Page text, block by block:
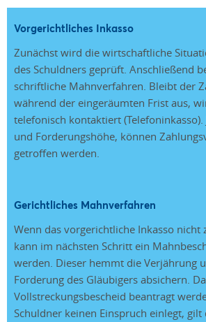
Vorgerichtliches Inkasso
Zunächst wird die wirtschaftliche
des Schuldners geprüft. Anschließend
schriftliche Mahnverfahren. Bleibt der
während der eingeräumten Frist aus,
telefonisch kontaktiert (Telefoninkasso).
und Forderungshöhe, können
getroffen werden.
Gerichtliches Mahnverfahren
Wenn das vorgerichtliche Inkasso nicht
kann im nächsten Schritt ein
werden. Dieser hemmt die Verjährung
Forderung des Gläubigers absichern.
Vollstreckungsbescheid beantragt
Schuldner keinen Einspruch einlegt, gilt